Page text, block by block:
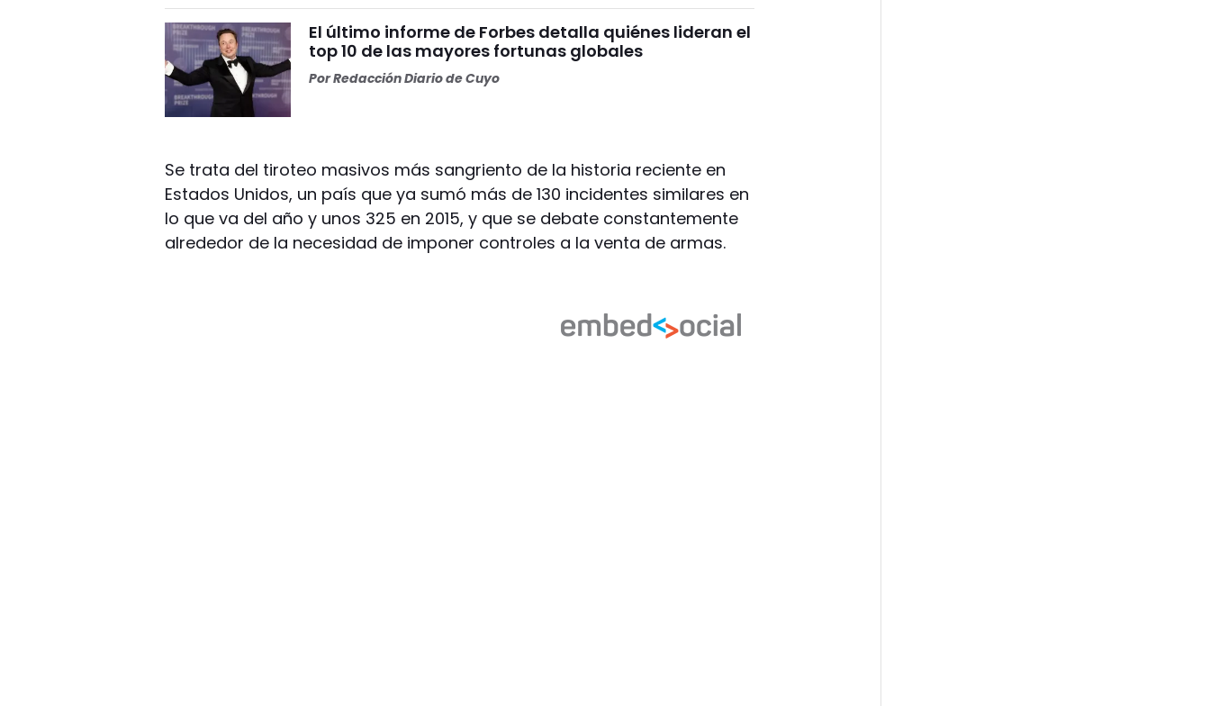
El último informe de Forbes detalla quiénes lideran el
top 10 de las mayores fortunas globales
PorRedacción Diario de Cuyo
Se trata del tiroteo masivos más sangriento de la historia reciente en
Estados Unidos, un país que ya sumó más de 130 incidentes similares en
lo que va del año y unos 325 en 2015, y que se debate constantemente
alrededor de la necesidad de imponer controles a la venta de armas.